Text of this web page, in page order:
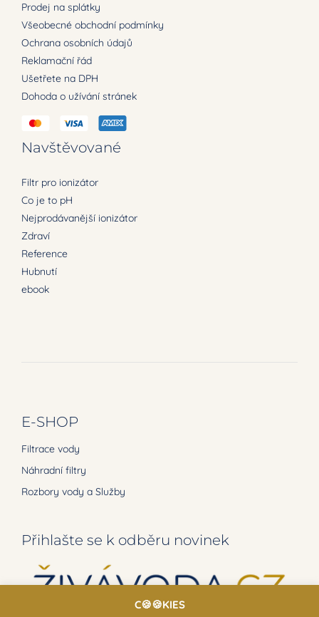
Prodej na splátky
Všeobecné obchodní podmínky
Ochrana osobních údajů
Reklamační řád
Ušetřete na DPH
Dohoda o užívání stránek
E-SHOP
Filtrace vody
Náhradní filtry
Rozbory vody a Služby
Navštěvované
Filtr pro ionizátor
Co je to pH
Nejprodávanější ionizátor
Zdraví
Reference
Hubnutí
ebook
Přihlašte se k odběru novinek
C🍪🍪KIES